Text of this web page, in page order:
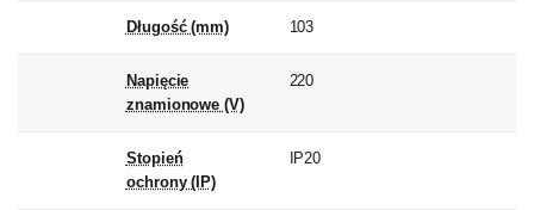
Długość (mm) 103
Napięcie
znamionowe (V)
220
Stopień
ochrony (IP)
IP20